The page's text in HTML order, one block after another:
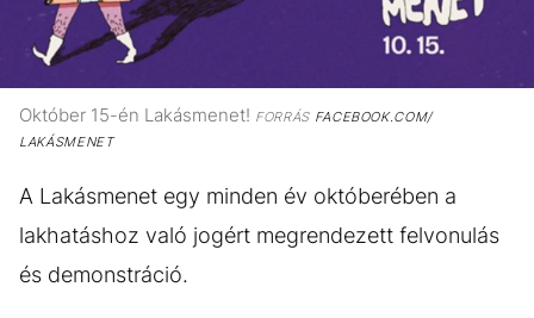
Október 15-én Lakásmenet! FORRÁSFACEBOOK.COM/
LAKÁSMENET
A Lakásmenet egy minden év októberében a
lakhatáshoz való jogért megrendezett felvonulás
és demonstráció.